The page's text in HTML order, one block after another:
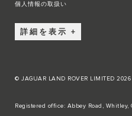
個人情報の取扱い
詳細を表示
© JAGUAR LAND ROVER LIMITED 2026
Registered office: Abbey Road, Whitley,